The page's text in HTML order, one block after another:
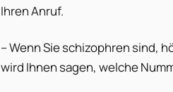
Ihren Anruf.
– Wenn Sie schizophren sind,
wird Ihnen sagen, welche